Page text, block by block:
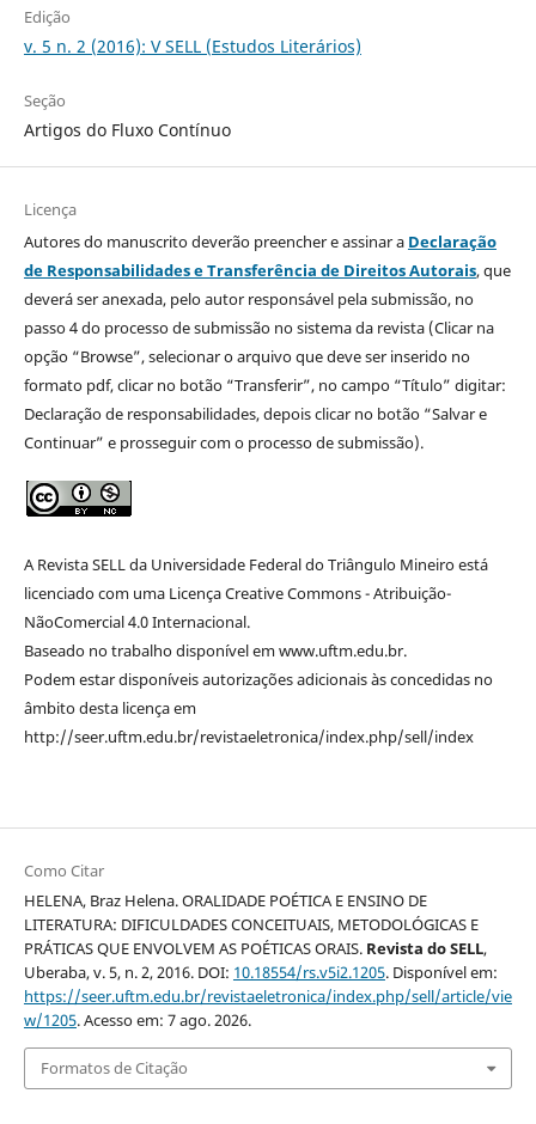
Edição
v. 5 n. 2 (2016): V SELL (Estudos Literários)
Seção
Artigos do Fluxo Contínuo
Licença
Autores do manuscrito deverão preencher e assinar a Declaração
de Responsabilidades e Transferência de Direitos Autorais, que
deverá ser anexada, pelo autor responsável pela submissão, no
passo 4 do processo de submissão no sistema da revista (Clicar na
opção “Browse”, selecionar o arquivo que deve ser inserido no
formato pdf, clicar no botão “Transferir”, no campo “Título” digitar:
Declaração de responsabilidades, depois clicar no botão “Salvar e
Continuar” e prosseguir com o processo de submissão).
A Revista SELL da Universidade Federal do Triângulo Mineiro está
licenciado com uma Licença Creative Commons - Atribuição-
NãoComercial 4.0 Internacional.
Baseado no trabalho disponível em www.uftm.edu.br.
Podem estar disponíveis autorizações adicionais às concedidas no
âmbito desta licença em
http://seer.uftm.edu.br/revistaeletronica/index.php/sell/index
Como Citar
HELENA, Braz Helena. ORALIDADE POÉTICA E ENSINO DE
LITERATURA: DIFICULDADES CONCEITUAIS, METODOLÓGICAS E
PRÁTICAS QUE ENVOLVEM AS POÉTICAS ORAIS. Revista do SELL,
Uberaba, v. 5, n. 2, 2016. DOI: 10.18554/rs.v5i2.1205. Disponível em:
https://seer.uftm.edu.br/revistaeletronica/index.php/sell/article/vie
w/1205. Acesso em: 7 ago. 2026.
Formatos de Citação